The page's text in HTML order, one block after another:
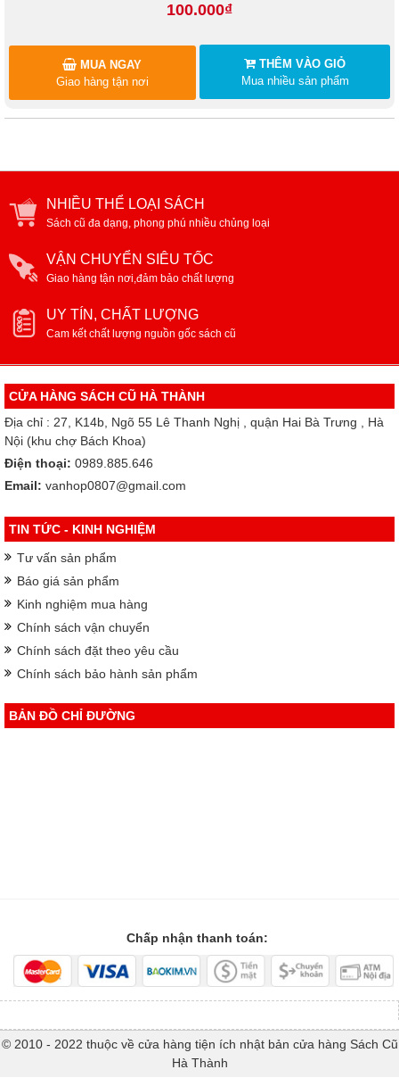
100.000₫
THÊM VÀO GIỎ
Mua nhiều sản phẩm
MUA NGAY
Giao hàng tận nơi
NHIỀU THỂ LOẠI SÁCH
Sách cũ đa dạng, phong phú nhiều chủng loại
VẬN CHUYỂN SIÊU TỐC
Giao hàng tận nơi,đảm bảo chất lượng
UY TÍN, CHẤT LƯỢNG
Cam kết chất lượng nguồn gốc sách cũ
CỬA HÀNG SÁCH CŨ HÀ THÀNH
Địa chỉ : 27, K14b, Ngõ 55 Lê Thanh Nghị , quận Hai Bà Trưng , Hà
Nội (khu chợ Bách Khoa)
Điện thoại: 0989.885.646
Email: vanhop0807@gmail.com
TIN TỨC - KINH NGHIỆM
Tư vấn sản phẩm
Báo giá sản phẩm
Kinh nghiệm mua hàng
Chính sách vận chuyển
Chính sách đặt theo yêu cầu
Chính sách bảo hành sản phẩm
BẢN ĐỒ CHỈ ĐƯỜNG
Chấp nhận thanh toán:
© 2010 - 2022 thuộc về cửa hàng tiện ích nhật bản cửa hàng Sách Cũ
Hà Thành